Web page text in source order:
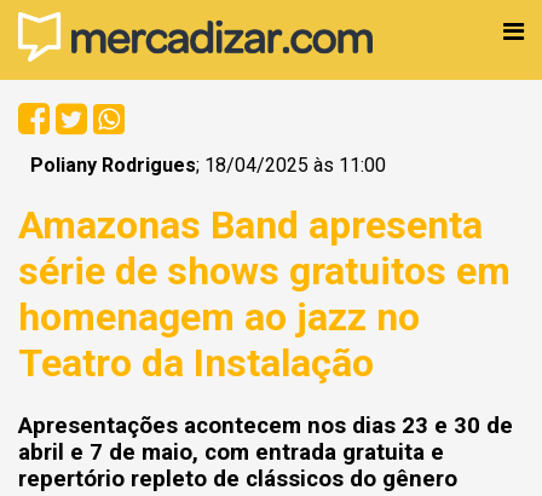
Poliany Rodrigues; 18/04/2025 às 11:00
Amazonas Band apresenta
série de shows gratuitos em
homenagem ao jazz no
Teatro da Instalação
Apresentações acontecem nos dias 23 e 30 de
abril e 7 de maio, com entrada gratuita e
repertório repleto de clássicos do gênero